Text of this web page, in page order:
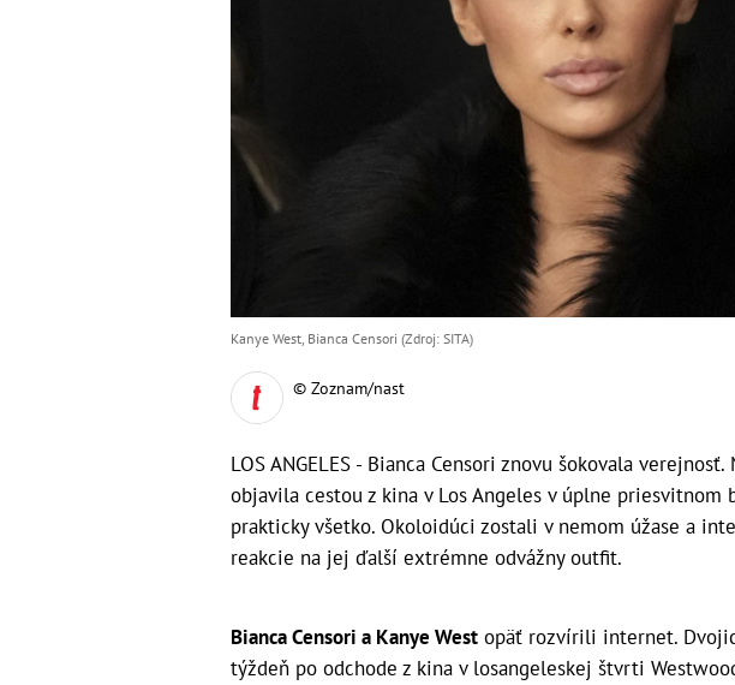
Kanye West, Bianca Censori (Zdroj: SITA)
© Zoznam/nast
LOS ANGELES - Bianca Censori znovu šokovala
objavila cestou z kina v Los Angeles v úplne
prakticky všetko. Okoloidúci zostali v nemom úžase a
reakcie na jej ďalší extrémne odvážny outfit.
Bianca Censori a Kanye West opäť rozvírili internet.
týždeň po odchode z kina v losangeleskej štvrti